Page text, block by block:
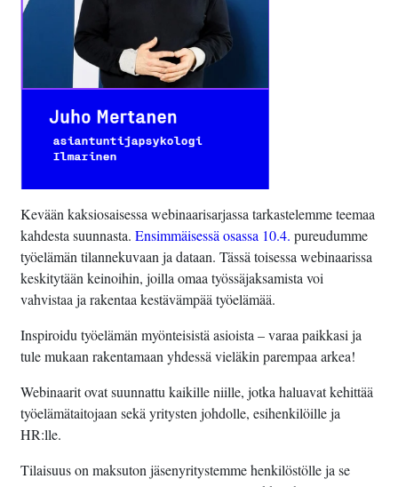
Kevään kaksiosaisessa webinaarisarjassa tarkastelemme teemaa
kahdesta suunnasta. Ensimmäisessä osassa 10.4. pureudumme
työelämän tilannekuvaan ja dataan. Tässä toisessa webinaarissa
keskitytään keinoihin, joilla omaa työssäjaksamista voi
vahvistaa ja rakentaa kestävämpää työelämää.
Inspiroidu työelämän myönteisistä asioista – varaa paikkasi ja
tule mukaan rakentamaan yhdessä vieläkin parempaa arkea!
Webinaarit ovat suunnattu kaikille niille, jotka haluavat kehittää
työelämätaitojaan sekä yritysten johdolle, esihenkilöille ja
HR:lle.
Tilaisuus on maksuton jäsenyritystemme henkilöstölle ja se